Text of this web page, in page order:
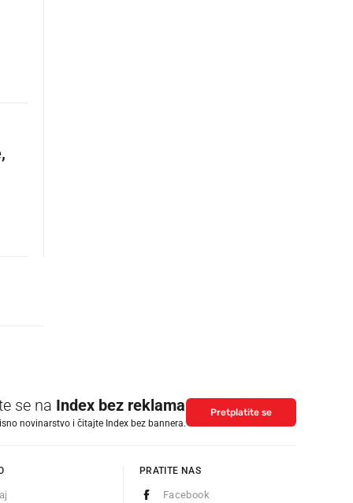
se na Index bez reklama
novinarstvo i čitajte Index bez bannera.
Pretplatite se
PRATITE NAS
Facebook